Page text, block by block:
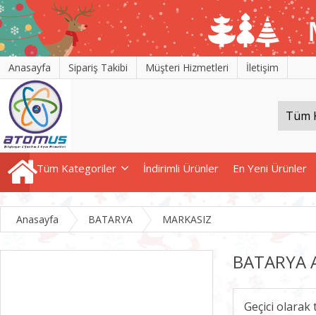
Anasayfa Sipariş Takibi Müşteri Hizmetleri İletişim
Tüm Kategoriler İndirimli Ürünler En Yeni Ürünler
Anasayfa BATARYA MARKASIZ
BATARYA
Geçici